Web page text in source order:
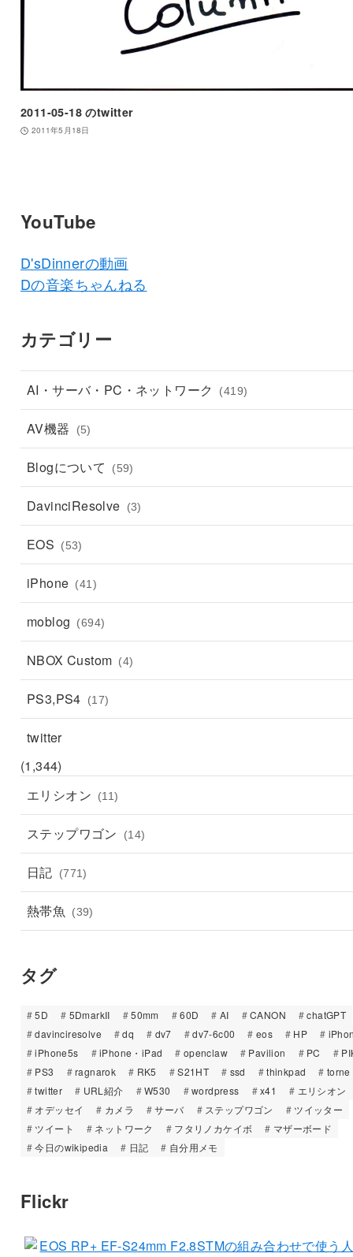
2011-05-18 のtwitter
2011年5月18日
YouTube
D'sDinnerの動画
Dの音楽ちゃんねる
カテゴリー
AI・サーバ・PC・ネットワーク (419)
AV機器 (5)
Blogについて (59)
DavinciResolve (3)
EOS (53)
iPhone (41)
moblog (694)
NBOX Custom (4)
PS3,PS4 (17)
twitter
(1,344)
エリシオン
(11)
ステップワゴン (14)
日記 (771)
熱帯魚 (39)
タグ
5D 5DmarkII 50mm 60D AI CANON
chatGPT
davinciresolve
dq dv7 dv7-6c00 eos HP
iPhone5s
iPhone・iPad openclaw Pavilion PC
PS3
ragnarok RK5 S21HT ssd thinkpad
torne
twitter
URL紹介 W530 wordpress x41
エリシオン
オデッセイ
カメラ サーバ ステップワゴン
ツイッター
ツイート
ネットワーク フタリノカケイボ
マザーボード
今日のwikipedia
日記 自分用メモ
Flickr